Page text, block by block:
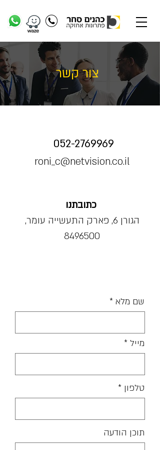
צור קשר
052-2769969
roni_c@netvision.co.il
כתובתנו
הגורן 6, פארק התעשייה עומר,
8496500
שם מלא
מייל
טלפון
תוכן הודעה